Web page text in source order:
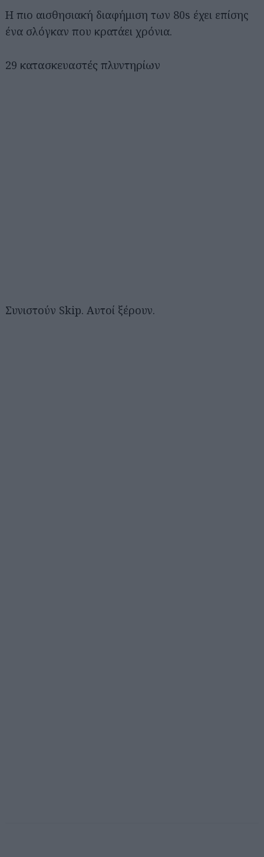
Η πιο αισθησιακή διαφήμιση των 80s έχει επίσης
ένα σλόγκαν που κρατάει χρόνια.
29 κατασκευαστές πλυντηρίων
Συνιστούν Skip. Αυτοί ξέρουν.